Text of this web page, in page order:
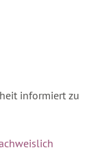
informiert zu